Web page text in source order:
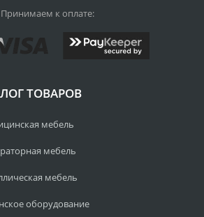
Принимаем к оплате:
ТОВАРОВ
мебель
мебель
мебель
оборудование